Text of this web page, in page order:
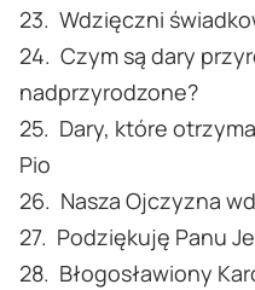
23. Wdzięczni
24. Czym są dary
nadprzyrodzone?
25. Dary, które
Pio
26. Nasza Ojczyzna
27. Podziękuję Panu
28. Błogosławiony